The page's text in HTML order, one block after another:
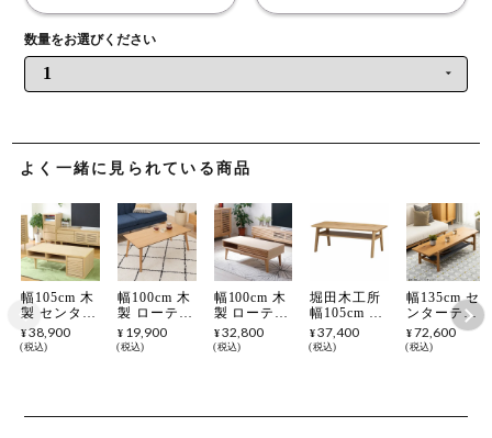
よく一緒に見られている商品
幅105cm 木
製 センター
テーブル 引
出し付き オ
ーテーブル
¥ 38,900
税込
幅100cm 木
製 ローテー
ブル 天然木
無垢材 セン
ル リビング
¥ 19,900
税込
幅100cm 木
製 ローテー
ブル 収納付
き 格子デザ
テーブル シ
¥ 32,800
税込
堀田木工所
幅105cm リ
ビングテー
ブル 木製
ローテーブ
¥ 37,400
税込
幅135cm セ
ンターテー
ブル soil(ソ
イル) 天然
ブル
¥72,600
税込